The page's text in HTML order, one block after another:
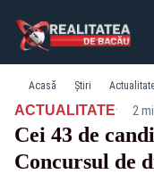
Acasă Știri
ACTUALITATE· 2
Cei 43 de
Concursul de